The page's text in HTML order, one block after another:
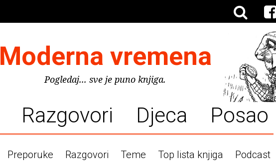
Moderna vremena
Pogledaj... sve je puno knjiga.
Razgovori Djeca Posao
Preporuke Razgovori Teme Top lista knjiga Podcast